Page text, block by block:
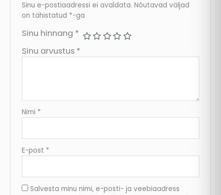
Sinu e-postiaadressi ei avaldata. Nõutavad väljad
on tähistatud *-ga
Sinu hinnang *
Sinu arvustus *
Nimi *
E-post *
Salvesta minu nimi, e-posti- ja veebiaadress